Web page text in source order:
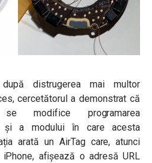
distrugerea mai multor
cercetătorul a demonstrat că
modifice programarea
și a modului în care acesta
arată un AirTag care, atunci
afișează o adresă URL